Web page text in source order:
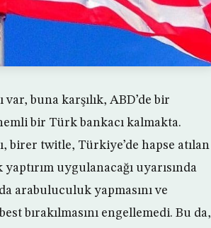
buna karşılık, ABD’de bir
bir Türk bankacı kalmakta.
birer twitle, Türkiye’de hapse atılan
uygulanacağı uyarısında
arabuluculuk yapmasını ve
bırakılmasını engellemedi. Bu da,